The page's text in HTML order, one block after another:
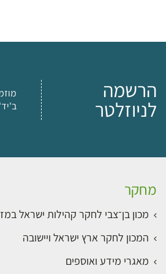
הרשמה
לניוזלטר
ב'יד'
מחקר
מכון בן־צבי לחקר קהילות ישראל
המכון לחקר ארץ ישראל ויישובה
מאגרי מידע ואוספים